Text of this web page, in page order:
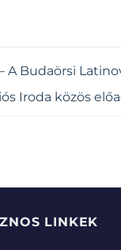
A Budaörsi
Iroda közös
LINKEK